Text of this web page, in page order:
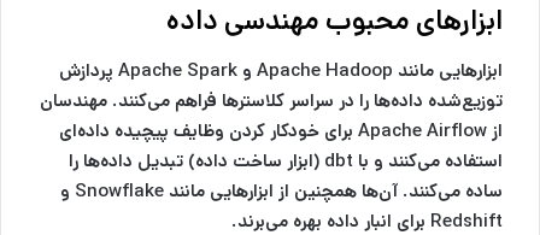
ابزارهای محبوب مهندسی داده
ابزارهایی مانند Apache Hadoop و Apache Spark پردازش
توزیع‌شده داده‌ها را در سراسر کلاسترها فراهم می‌کنند. مهندسان
از Apache Airflow برای خودکار کردن وظایف پیچیده داده‌ای
استفاده می‌کنند و با dbt (ابزار ساخت داده) تبدیل داده‌ها را
ساده می‌کنند. آن‌ها همچنین از ابزارهایی مانند Snowflake و
Redshift برای انبار داده بهره می‌برند.